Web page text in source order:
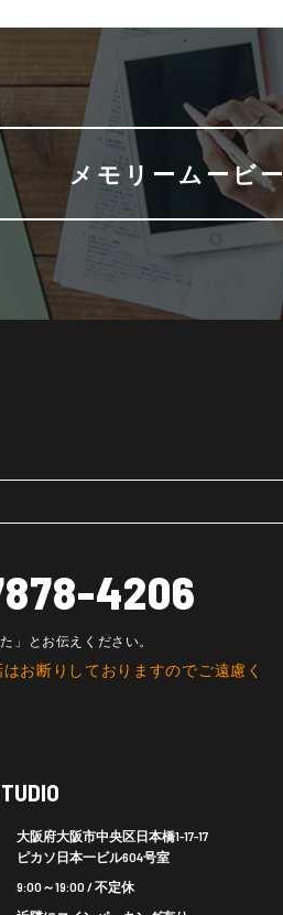
メモリームービー
4206
」とお伝えください。
お断りしておりますのでご遠慮く
大阪府大阪市中央区日本橋1-17-17
ピカソ日本一ビル604号室
9:00～19:00 / 不定休